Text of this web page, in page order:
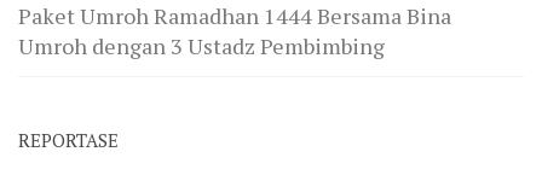
Paket Umroh Ramadhan 1444 Bersama Bina
Umroh dengan 3 Ustadz Pembimbing
REPORTASE